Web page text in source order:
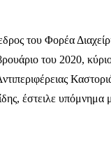
του Φορέα
του 2020,
έστειλε υπόμνημα